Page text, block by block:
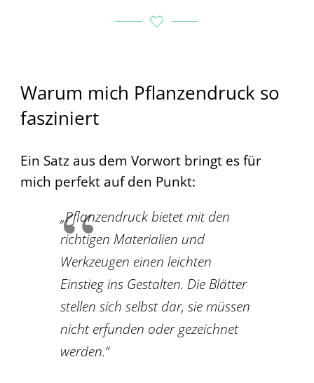
Warum mich Pflanzendruck so
fasziniert
Ein Satz aus dem Vorwort bringt es für
mich perfekt auf den Punkt:
„Pflanzendruck bietet mit den
richtigen Materialien und
Werkzeugen einen leichten
Einstieg ins Gestalten. Die Blätter
stellen sich selbst dar, sie müssen
nicht erfunden oder gezeichnet
werden.“